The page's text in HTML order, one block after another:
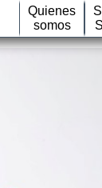
Quienes
somos